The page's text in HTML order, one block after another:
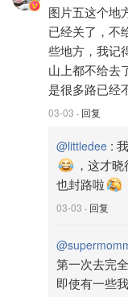
图片五这个地
已经关了，不
些地方，我记
山上都不给去
是很多路已经
03-03 · 回复
@littledee :
，这才
也封路啦
03-03 · 回复
第一次去完
即使有一些